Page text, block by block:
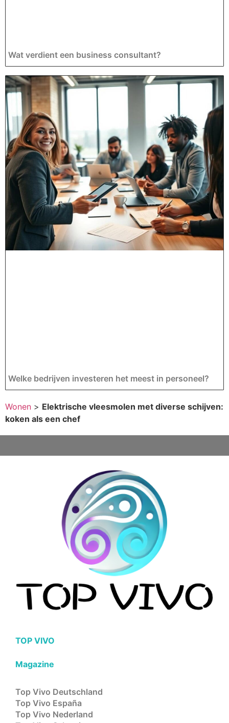
Wat verdient een business consultant?
Welke bedrijven investeren het meest in personeel?
Wonen > Elektrische vleesmolen met diverse schijven:
koken als een chef
TOP VIVO
Magazine
Top Vivo Deutschland
Top Vivo España
Top Vivo Nederland